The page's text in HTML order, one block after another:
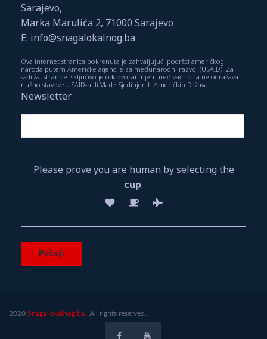
Sarajevo,
Marka Marulića 2, 71000 Sarajevo
E: info@snagalokalnog.ba
Ova internet stranica pokrenuta je zahvaljujući podršci američkog
naroda putem Američke agencije za međunarodni razvoj (USAID). Za
sadržaj stranice isključivo je odgovoran njen uređivač i ona ne odražava
nužno stavove USAID-a ili Vlade Sjedinjenih Američkih Država.
Newsletter
Please prove you are human by selecting the
cup.
2020 Snaga lokalnog.ba. All rights reserved.